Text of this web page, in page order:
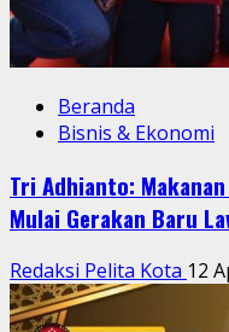
Beranda
Bisnis & Ekonomi
Tri Adhianto:
Mulai Gerakan Baru
Redaksi Pelita Kota 12